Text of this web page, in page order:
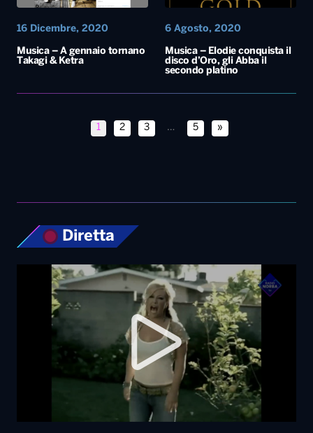
Musica – A gennaio tornano
Takagi & Ketra
16 Dicembre, 2020
Musica – Elodie conquista il
disco d’Oro, gli Abba il
secondo platino
6 Agosto, 2020
1 2 3 … 5 »
Diretta